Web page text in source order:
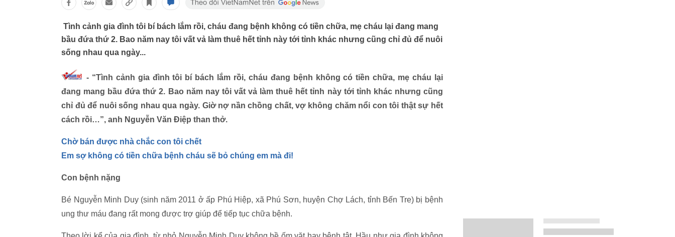
Tình cảnh gia đình tôi bí bách lắm rồi, cháu đang bệnh không có tiền chữa, mẹ cháu lại đang mang
bầu đứa thứ 2. Bao năm nay tôi vất vả làm thuê hết tỉnh này tới tỉnh khác nhưng cũng chỉ đủ để nuôi
sống nhau qua ngày...
- “Tình cảnh gia đình tôi bí bách lắm rồi, cháu đang bệnh không có tiền chữa, mẹ cháu lại
đang mang bầu đứa thứ 2. Bao năm nay tôi vất vả làm thuê hết tỉnh này tới tỉnh khác nhưng cũng
chỉ đủ để nuôi sống nhau qua ngày. Giờ nợ nần chồng chất, vợ không chăm nổi con tôi thật sự hết
cách rồi…”, anh Nguyễn Văn Điệp than thở.
Chờ bán được nhà chắc con tôi chết
Em sợ không có tiền chữa bệnh cháu sẽ bỏ chúng em mà đi!
Con bệnh nặng
Bé Nguyễn Minh Duy (sinh năm 2011 ở ấp Phú Hiệp, xã Phú Sơn, huyện Chợ Lách, tỉnh Bến Tre) bị bệnh
ung thư máu đang rất mong được trợ giúp để tiếp tục chữa bệnh.